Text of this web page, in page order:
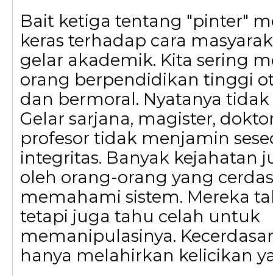
Bait ketiga tentang "pinter"
keras terhadap cara
gelar akademik. Kita sering
orang berpendidikan tinggi
dan bermoral. Nyatanya
Gelar sarjana, magister,
profesor tidak menjamin
integritas. Banyak kejahatan
oleh orang-orang yang
memahami sistem. Mereka
tetapi juga tahu celah untuk
memanipulasinya.
hanya melahirkan kelicikan